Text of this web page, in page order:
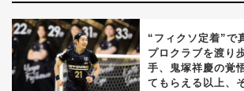
“フィクソ定着”で
プロクラブを渡り
手、鬼塚祥慶の覚
てもらえる以上、